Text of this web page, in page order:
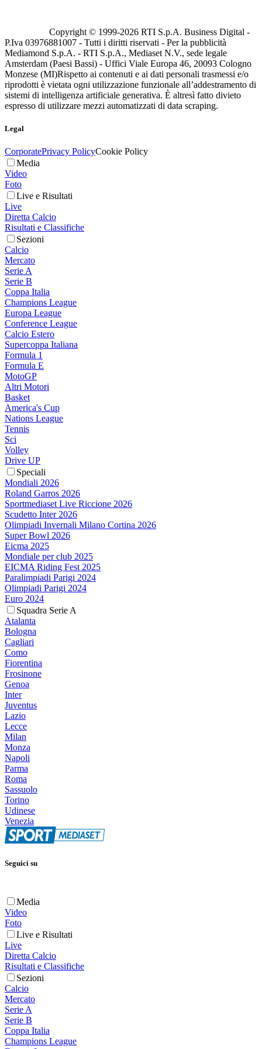
Copyright © 1999-2026 RTI S.p.A. Business Digital -
P.Iva 03976881007 - Tutti i diritti riservati - Per la pubblicità
Mediamond S.p.A. - RTI S.p.A., Mediaset N.V., sede legale
Amsterdam (Paesi Bassi) - Uffici Viale Europa 46, 20093 Cologno
Monzese (MI)Rispetto ai contenuti e ai dati personali trasmessi e/o
riprodotti è vietata ogni utilizzazione funzionale all’addestramento di
sistemi di intelligenza artificiale generativa. È altresì fatto divieto
espresso di utilizzare mezzi automatizzati di data scraping.
Legal
CorporatePrivacy PolicyCookie Policy
Media
Video
Foto
Live e Risultati
Live
Diretta Calcio
Risultati e Classifiche
Sezioni
Calcio
Mercato
Serie A
Serie B
Coppa Italia
Champions League
Europa League
Conference League
Calcio Estero
Supercoppa Italiana
Formula 1
Formula E
MotoGP
Altri Motori
Basket
America's Cup
Nations League
Tennis
Sci
Volley
Drive UP
Speciali
Mondiali 2026
Roland Garros 2026
Sportmediaset Live Riccione 2026
Scudetto Inter 2026
Olimpiadi Invernali Milano Cortina 2026
Super Bowl 2026
Eicma 2025
Mondiale per club 2025
EICMA Riding Fest 2025
Paralimpiadi Parigi 2024
Olimpiadi Parigi 2024
Euro 2024
Squadra Serie A
Atalanta
Bologna
Cagliari
Como
Fiorentina
Frosinone
Genoa
Inter
Juventus
Lazio
Lecce
Milan
Monza
Napoli
Parma
Roma
Sassuolo
Torino
Udinese
Venezia
Seguici su
Media
Video
Foto
Live e Risultati
Live
Diretta Calcio
Risultati e Classifiche
Sezioni
Calcio
Mercato
Serie A
Serie B
Coppa Italia
Champions League